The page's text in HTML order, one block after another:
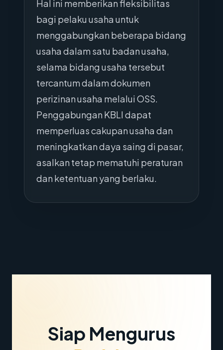
Hal ini memberikan fleksibilitas
bagi pelaku usaha untuk
menggabungkan beberapa bidang
usaha dalam satu badan usaha,
selama bidang usaha tersebut
tercantum dalam dokumen
perizinan usaha melalui OSS.
Penggabungan KBLI dapat
memperluas cakupan usaha dan
meningkatkan daya saing di pasar,
asalkan tetap mematuhi peraturan
dan ketentuan yang berlaku.
Siap Mengurus